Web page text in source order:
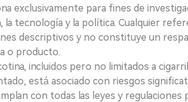
exclusivamente para fines de
la tecnología y la política. Cualquier
descriptivos y no constituye un
o producto.
incluidos pero no limitados a
está asociado con riesgos
con todas las leyes y